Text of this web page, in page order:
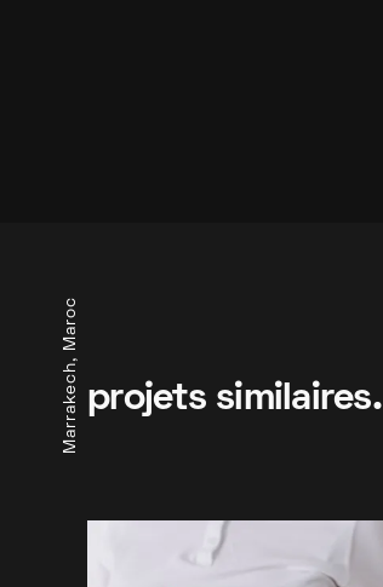
Marrakech, Maroc projets similaires.